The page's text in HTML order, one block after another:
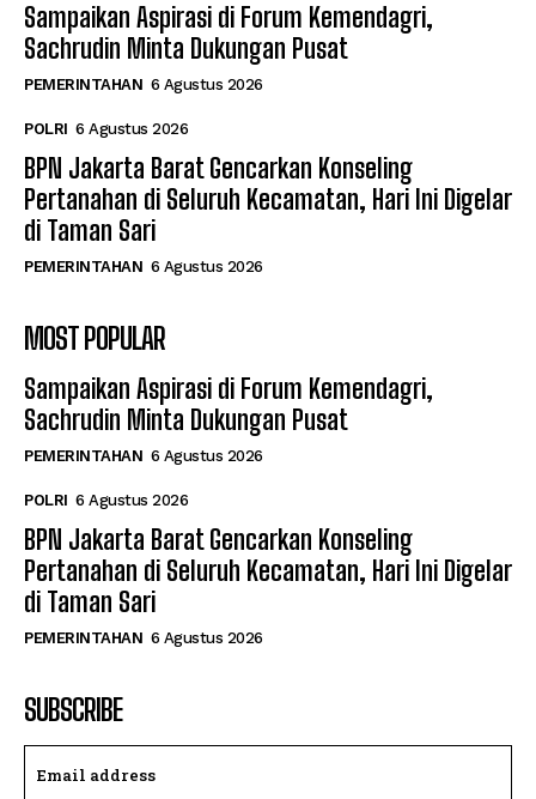
Sampaikan Aspirasi di Forum Kemendagri,
Sachrudin Minta Dukungan Pusat
PEMERINTAHAN 6 Agustus 2026
POLRI 6 Agustus 2026
BPN Jakarta Barat Gencarkan Konseling
Pertanahan di Seluruh Kecamatan, Hari Ini Digelar
di Taman Sari
PEMERINTAHAN 6 Agustus 2026
MOST POPULAR
Sampaikan Aspirasi di Forum Kemendagri,
Sachrudin Minta Dukungan Pusat
PEMERINTAHAN 6 Agustus 2026
POLRI 6 Agustus 2026
BPN Jakarta Barat Gencarkan Konseling
Pertanahan di Seluruh Kecamatan, Hari Ini Digelar
di Taman Sari
PEMERINTAHAN 6 Agustus 2026
SUBSCRIBE